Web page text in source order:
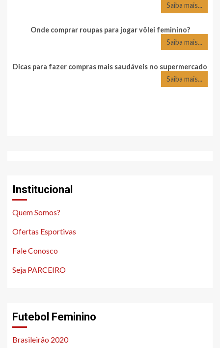
Saiba mais...
Onde comprar roupas para jogar vôlei feminino?
Saiba mais...
Dicas para fazer compras mais saudáveis no supermercado
Saiba mais...
Institucional
Quem Somos?
Ofertas Esportivas
Fale Conosco
Seja PARCEIRO
Futebol Feminino
Brasileirão 2020